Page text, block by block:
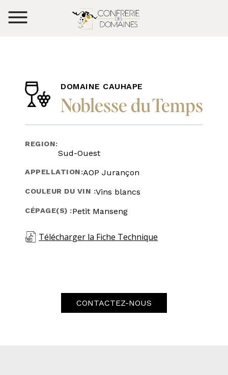
DOMAINE CAUHAPE
Noblesse du Temps
REGION:
Sud-Ouest
APPELLATION:AOP Jurançon
COULEUR DU VIN :Vins blancs
CÉPAGE(S) :Petit Manseng
Télécharger la Fiche Technique
CONTACTEZ-NOUS